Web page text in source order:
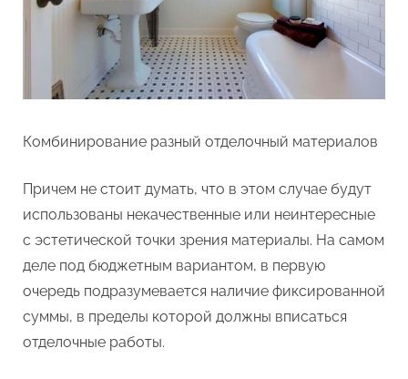
Комбинирование разный отделочный материалов
Причем не стоит думать, что в этом случае будут
использованы некачественные или неинтересные
с эстетической точки зрения материалы. На самом
деле под бюджетным вариантом, в первую
очередь подразумевается наличие фиксированной
суммы, в пределы которой должны вписаться
отделочные работы.